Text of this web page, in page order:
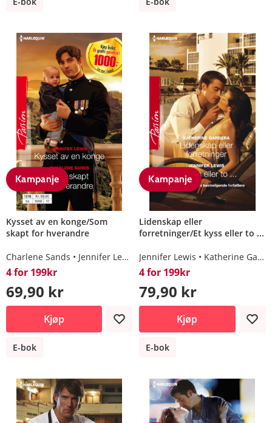
Kampanje
Kysset av en konge/Som
skapt for hverandre
Charlene Sands Jennifer Lewis
4 for 199kr
69,90 kr
Kjøp
E-bok
Kampanje
Lidenskap eller
forretninger/Et kyss eller to ...
Jennifer Lewis Katherine Garbera
4 for 199kr
79,90 kr
Kjøp
E-bok